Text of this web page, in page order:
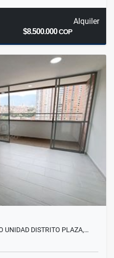
Alquiler
$8.500.000COP
UNIDAD DISTRITO PLAZA,…